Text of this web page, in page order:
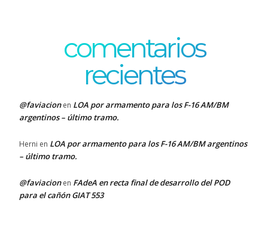
comentarios
recientes
@faviacionen LOA por armamento para los F-16 AM/BM
argentinos – último tramo.
Herni en LOA por armamento para los F-16 AM/BM argentinos
– último tramo.
@faviacionen FAdeA en recta final de desarrollo del POD
para el cañón GIAT 553